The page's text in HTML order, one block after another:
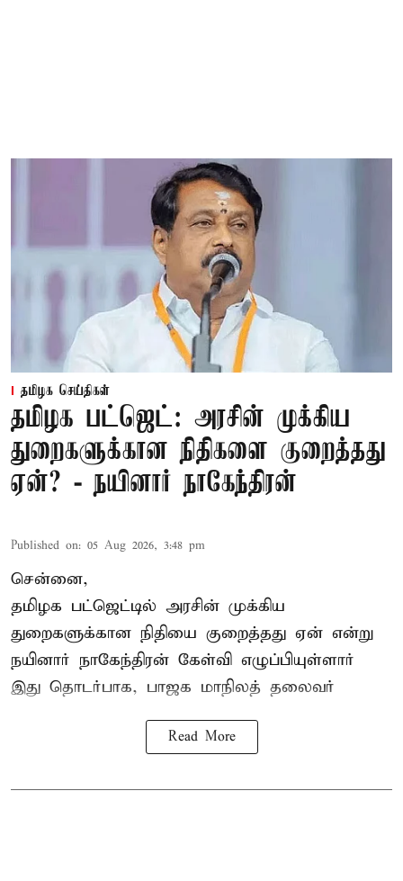
தமிழக செய்திகள்
தமிழக பட்ஜெட்: அரசின் முக்கிய
துறைகளுக்கான நிதிகளை குறைத்தது
ஏன்? - நயினார் நாகேந்திரன்
Published on: 05 Aug 2026, 3:48 pm
சென்னை,
தமிழக பட்ஜெட்டில் அரசின் முக்கிய
துறைகளுக்கான நிதியை குறைத்தது ஏன் என்று
நயினார் நாகேந்திரன் கேள்வி எழுப்பியுள்ளார்
இது தொடர்பாக, பாஜக மாநிலத் தலைவர்
Read More